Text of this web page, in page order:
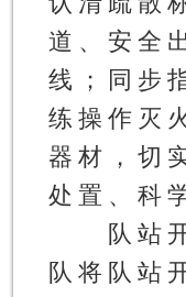
道、安全
线；同步
练操作灭
器材，切
处置、科
队站
队将队站